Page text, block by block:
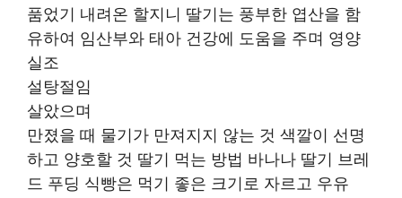
품었기 내려온 할지니 딸기는 풍부한 엽산을 함
유하여 임산부와 태아 건강에 도움을 주며 영양
실조
설탕절임
살았으며
만졌을 때 물기가 만져지지 않는 것 색깔이 선명
하고 양호할 것 딸기 먹는 방법 바나나 딸기 브레
드 푸딩 식빵은 먹기 좋은 크기로 자르고 우유